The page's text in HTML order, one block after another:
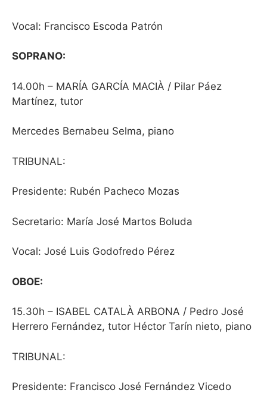
Vocal: Francisco Escoda Patrón
SOPRANO:
14.00h – MARÍA GARCÍA MACIÀ / Pilar Páez
Martínez, tutor
Mercedes Bernabeu Selma, piano
TRIBUNAL:
Presidente: Rubén Pacheco Mozas
Secretario: María José Martos Boluda
Vocal: José Luis Godofredo Pérez
OBOE:
15.30h – ISABEL CATALÀ ARBONA / Pedro José
Herrero Fernández, tutor Héctor Tarín nieto, piano
TRIBUNAL:
Presidente: Francisco José Fernández Vicedo